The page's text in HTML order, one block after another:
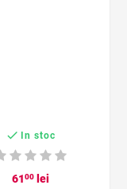
 In stoc
6100lei